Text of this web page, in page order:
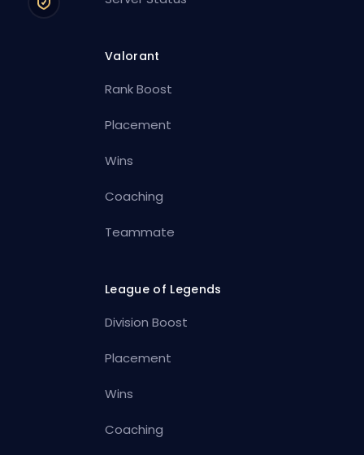
Valorant
Rank Boost
Placement
Wins
Coaching
Teammate
League of Legends
Division Boost
Placement
Wins
Coaching